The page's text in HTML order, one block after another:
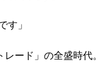
す」
ード」の全盛時代。